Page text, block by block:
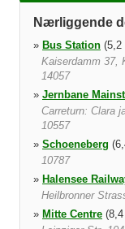
Nærliggende
» Bus Station (5,2
Kaiserdamm 37,
14057
» Jernbane
Carreturn: Clara
10557
» Schoeneberg
10787
» Halensee
Heilbronner
» Mitte Centre